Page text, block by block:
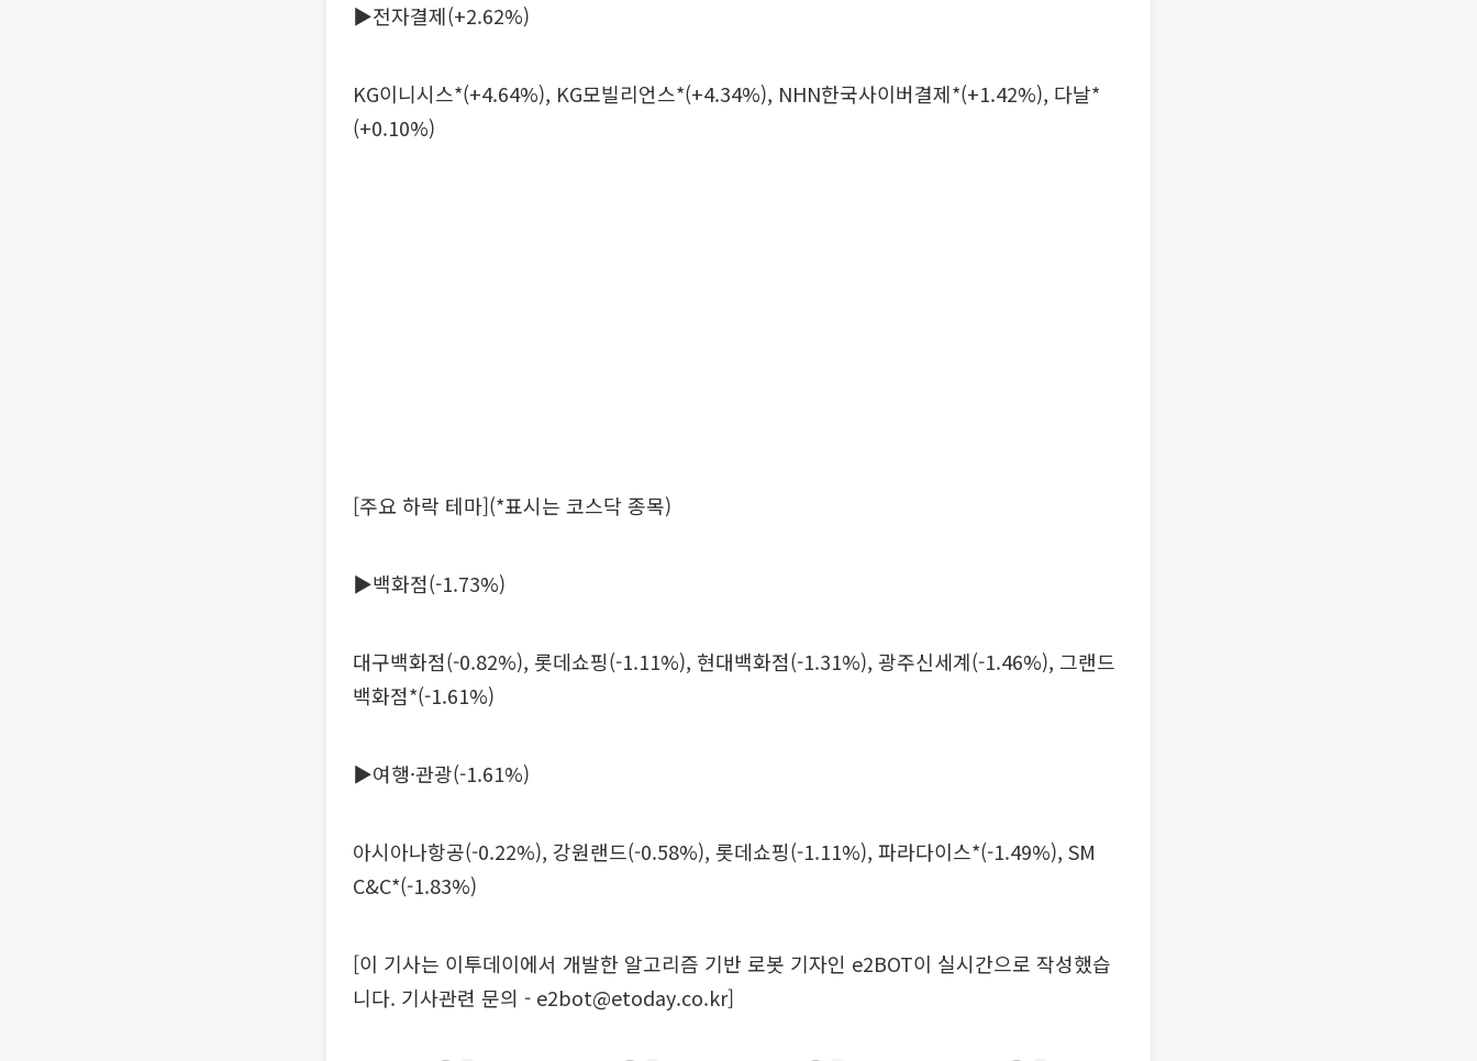
▶전자결제(+2.62%)
KG이니시스*(+4.64%), KG모빌리언스*(+4.34%), NHN한국사이버결제*(+1.42%), 다날*
(+0.10%)
[주요 하락 테마](*표시는 코스닥 종목)
▶백화점(-1.73%)
대구백화점(-0.82%), 롯데쇼핑(-1.11%), 현대백화점(-1.31%), 광주신세계(-1.46%), 그랜드
백화점*(-1.61%)
▶여행·관광(-1.61%)
아시아나항공(-0.22%), 강원랜드(-0.58%), 롯데쇼핑(-1.11%), 파라다이스*(-1.49%), SM
C&C*(-1.83%)
[이 기사는 이투데이에서 개발한 알고리즘 기반 로봇 기자인 e2BOT이 실시간으로 작성했습
니다. 기사관련 문의 - e2bot@etoday.co.kr]